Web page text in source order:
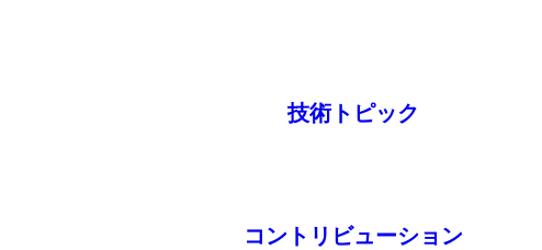
技術トピック
コントリビューション